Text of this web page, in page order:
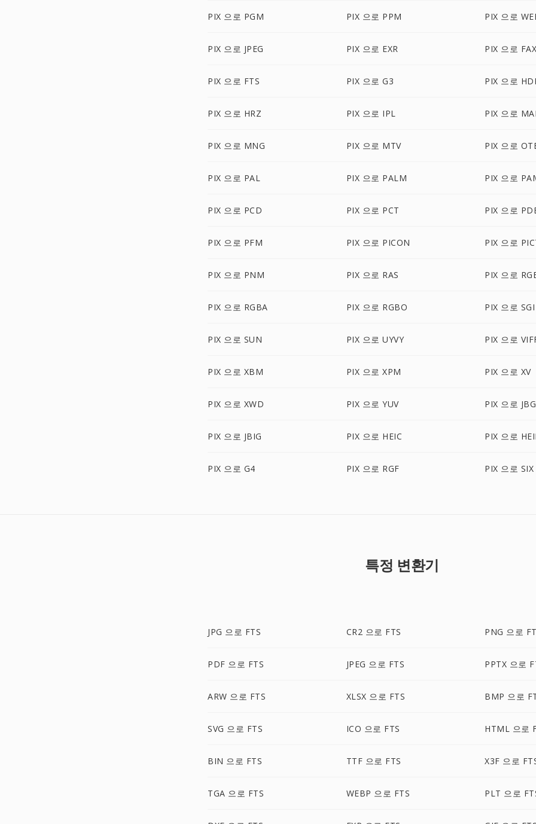
PIX 으로 PGM PIX 으로 PPM PIX 으로
PIX 으로 JPEG PIX 으로 EXR PIX 으로 FAX
PIX 으로 FTS PIX 으로 G3 PIX 으로
PIX 으로 HRZ PIX 으로 IPL PIX 으로
PIX 으로 MNG PIX 으로 MTV PIX 으로
PIX 으로 PAL PIX 으로 PALM PIX 으로
PIX 으로 PCD PIX 으로 PCT PIX 으로
PIX 으로 PFM PIX 으로 PICON PIX 으로
PIX 으로 PNM PIX 으로 RAS PIX 으로
PIX 으로 RGBA PIX 으로 RGBO PIX 으로 SGI
PIX 으로 SUN PIX 으로 UYVY PIX 으로
PIX 으로 XBM PIX 으로 XPM PIX 으로 XV
PIX 으로 XWD PIX 으로 YUV PIX 으로 JBG
PIX 으로 JBIG PIX 으로 HEIC PIX 으로
PIX 으로 G4 PIX 으로 RGF PIX 으로 SIX
특정 변환기
JPG 으로 FTS CR2 으로 FTS PNG 으로
PDF 으로 FTS JPEG 으로 FTS PPTX 으로
ARW 으로 FTS XLSX 으로 FTS BMP 으로
SVG 으로 FTS ICO 으로 FTS HTML 으로
BIN 으로 FTS TTF 으로 FTS X3F 으로
TGA 으로 FTS WEBP 으로 FTS PLT 으로